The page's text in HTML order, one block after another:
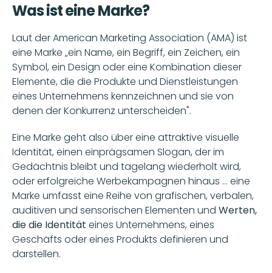
Was ist eine Marke?
Laut der American Marketing Association (AMA) ist
eine Marke „ein Name, ein Begriff, ein Zeichen, ein
Symbol, ein Design oder eine Kombination dieser
Elemente, die die Produkte und Dienstleistungen
eines Unternehmens kennzeichnen und sie von
denen der Konkurrenz unterscheiden".
Eine Marke geht also über eine attraktive visuelle
Identität, einen einprägsamen Slogan, der im
Gedächtnis bleibt und tagelang wiederholt wird,
oder erfolgreiche Werbekampagnen hinaus … eine
Marke umfasst eine Reihe von grafischen, verbalen,
auditiven und sensorischen Elementen und Werten,
die die Identität eines Unternehmens, eines
Geschäfts oder eines Produkts definieren und
darstellen.